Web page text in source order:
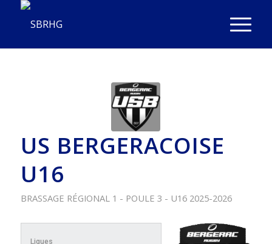
US BERGERACOISE
U16
BRASSAGE RÉGIONAL 1 - POULE 3 - U16 2025-2026
Ligues